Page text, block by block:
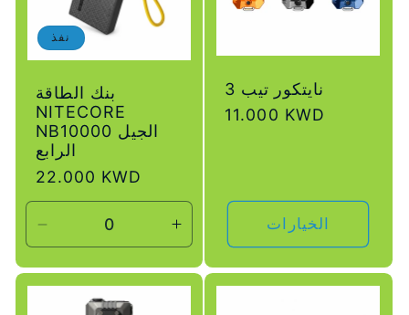
نفذ
بنك الطاقة
NITECORE
NB10000 الجيل
الرابع
سعر
عادي
22.000 KWD
الكمية
لـ
Default
زيادة
الكمية
لـ
نايتكور تيب 3
سعر
11.000 KWD
الخيارات